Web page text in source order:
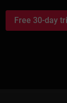
Free 30-day